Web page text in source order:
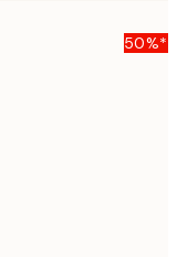
50%*